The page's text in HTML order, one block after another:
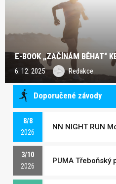
E-BOOK „ZAČÍNÁM BĚHAT“
6. 12. 2025 Redakce
Doporučené závody
8/8
2026
NN NIGHT RUN
3/10
2026
PUMA Třeboňský